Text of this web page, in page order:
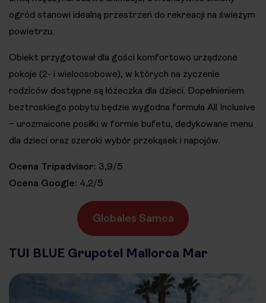
ogród stanowi idealną przestrzeń do rekreacji na świeżym
powietrzu.
Obiekt przygotował dla gości komfortowo urządzone
pokoje (2- i wieloosobowe), w których na życzenie
rodziców dostępne są łóżeczka dla dzieci. Dopełnieniem
beztroskiego pobytu będzie wygodna formuła All Inclusive
– urozmaicone posiłki w formie bufetu, dedykowane menu
dla dzieci oraz szeroki wybór przekąsek i napojów.
Ocena Tripadvisor: 3,9/5
Ocena Google: 4,2/5
Globales Samoa
TUI BLUE Grupotel Mallorca Mar